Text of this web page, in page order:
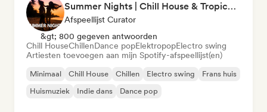
Summer Nights | Chill House & Tropical Beats
Afspeellijst Curator
&gt; 800 gegeven antwoorden
Chill HouseChillenDance popElektropopElectro swing
Artiesten toevoegen aan mijn Spotify-afspeellijst(en)
Minimaal Chill House Chillen Electro swing
Frans huis
Huismuziek
Indie dans Dance pop